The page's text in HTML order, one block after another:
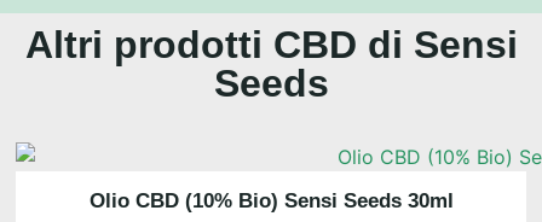
Altri prodotti CBD di Sensi
Seeds
Olio CBD (10% Bio) Sensi Seeds 30ml